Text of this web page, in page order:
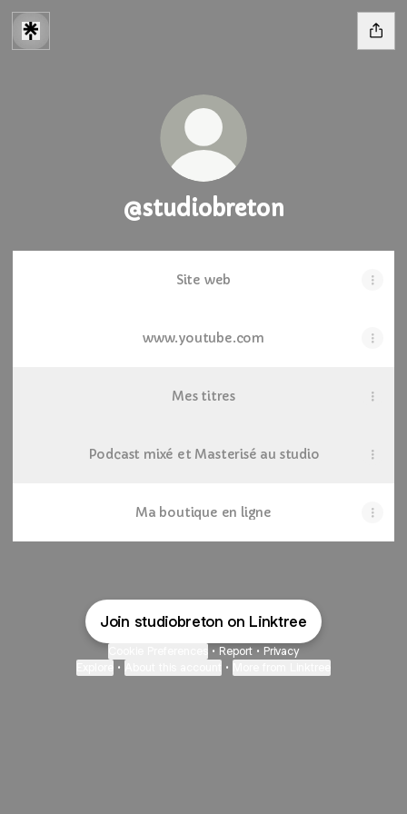
@studiobreton
Site web
www.youtube.com
Mes titres
Podcast mixé et Masterisé au studio
Ma boutique en ligne
Join studiobreton on Linktree
• Report • Privacy
• •